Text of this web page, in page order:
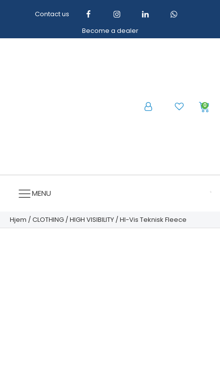
Contact us
Become a dealer
0
MENU
Hjem /CLOTHING /HIGH VISIBILITY / HI-Vis Teknisk Fleece